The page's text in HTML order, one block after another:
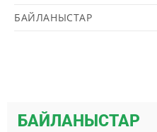
БАЙЛАНЫСТАР
БАЙЛАНЫСТАР